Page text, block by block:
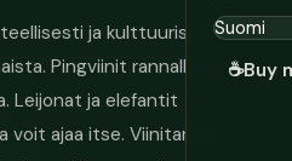
☕Buy
ja kulttuurisesti
Pingviinit rannalla tunnin
Leijonat ja elefantit
voit ajaa itse. Viinitarhat